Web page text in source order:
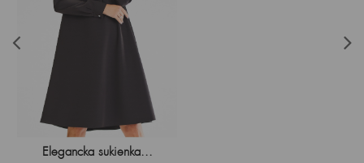
Elegancka sukienka...